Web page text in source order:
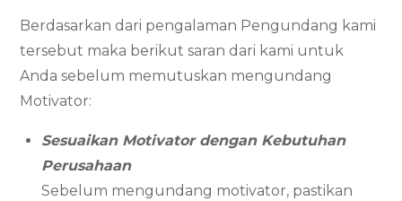
Berdasarkan dari pengalaman Pengundang kami
tersebut maka berikut saran dari kami untuk
Anda sebelum memutuskan mengundang
Motivator:
Sesuaikan Motivator dengan Kebutuhan
Perusahaan
Sebelum mengundang motivator, pastikan